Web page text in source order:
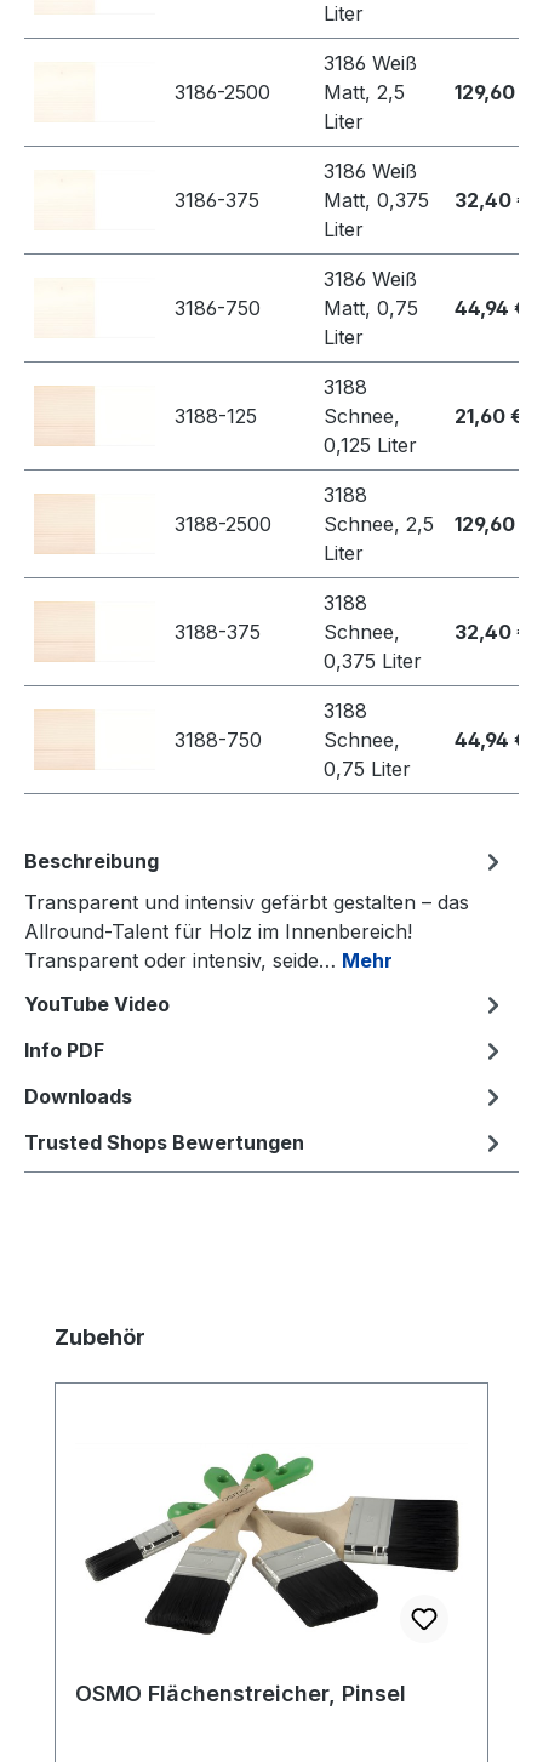
Liter
3186-2500
3186 Weiß
Matt, 2,5
Liter
129,60 €
3186-375
3186 Weiß
Matt, 0,375
Liter
32,40 €
3186-750
3186 Weiß
Matt, 0,75
Liter
44,94 €
3188-125
3188
Schnee,
0,125 Liter
21,60 €
3188-2500
3188
Schnee, 2,5
Liter
129,60 €
3188-375
3188
Schnee,
0,375 Liter
32,40 €
3188-750
3188
Schnee,
0,75 Liter
44,94 €
Beschreibung
Transparent und intensiv gefärbt gestalten – das
Allround-Talent für Holz im Innenbereich!
Transparent oder intensiv, seide… Mehr
YouTube Video
Info PDF
Downloads
Trusted Shops Bewertungen
Produktgalerie überspringen
Zubehör
OSMO Flächenstreicher, Pinsel